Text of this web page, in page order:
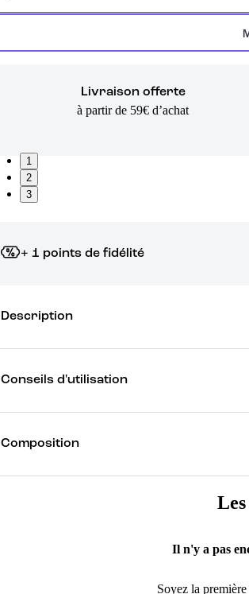
Livraison offerte
à partir de 59€ d’achat
1
2
3
+ 1 points de fidélité
Description
Conseils d'utilisation
Composition
Il n'y a pas
Soyez la